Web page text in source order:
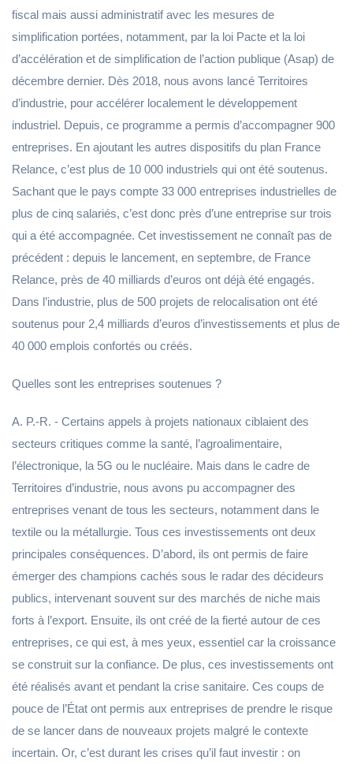
fiscal mais aussi administratif avec les mesures de
simplification portées, notamment, par la loi Pacte et la loi
d’accélération et de simplification de l’action publique (Asap) de
décembre dernier. Dès 2018, nous avons lancé Territoires
d’industrie, pour accélérer localement le développement
industriel. Depuis, ce programme a permis d’accompagner 900
entreprises. En ajoutant les autres dispositifs du plan France
Relance, c’est plus de 10 000 industriels qui ont été soutenus.
Sachant que le pays compte 33 000 entreprises industrielles de
plus de cinq salariés, c’est donc près d’une entreprise sur trois
qui a été accompagnée. Cet investissement ne connaît pas de
précédent : depuis le lancement, en septembre, de France
Relance, près de 40 milliards d’euros ont déjà été engagés.
Dans l’industrie, plus de 500 projets de relocalisation ont été
soutenus pour 2,4 milliards d’euros d’investissements et plus de
40 000 emplois confortés ou créés.
Quelles sont les entreprises soutenues ?
A. P.-R. - Certains appels à projets nationaux ciblaient des
secteurs critiques comme la santé, l’agroalimentaire,
l’électronique, la 5G ou le nucléaire. Mais dans le cadre de
Territoires d’industrie, nous avons pu accompagner des
entreprises venant de tous les secteurs, notamment dans le
textile ou la métallurgie. Tous ces investissements ont deux
principales conséquences. D’abord, ils ont permis de faire
émerger des champions cachés sous le radar des décideurs
publics, intervenant souvent sur des marchés de niche mais
forts à l’export. Ensuite, ils ont créé de la fierté autour de ces
entreprises, ce qui est, à mes yeux, essentiel car la croissance
se construit sur la confiance. De plus, ces investissements ont
été réalisés avant et pendant la crise sanitaire. Ces coups de
pouce de l’État ont permis aux entreprises de prendre le risque
de se lancer dans de nouveaux projets malgré le contexte
incertain. Or, c’est durant les crises qu’il faut investir : on